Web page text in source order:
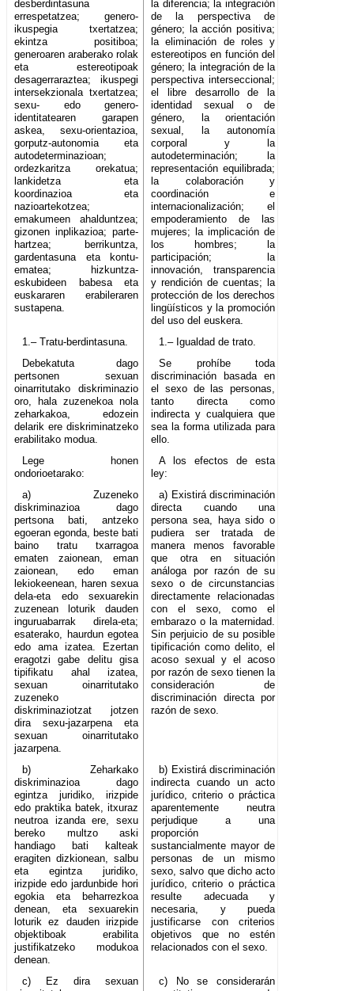
desberdintasuna
errespetatzea; genero-
ikuspegia txertatzea;
ekintza positiboa;
generoaren araberako rolak
eta estereotipoak
desagerraraztea; ikuspegi
intersekzionala txertatzea;
sexu- edo genero-
identitatearen garapen
askea, sexu-orientazioa,
gorputz-autonomia eta
autodeterminazioan;
ordezkaritza orekatua;
lankidetza eta
koordinazioa eta
nazioartekotzea;
emakumeen ahalduntzea;
gizonen inplikazioa; parte-
hartzea; berrikuntza,
gardentasuna eta kontu-
ematea; hizkuntza-
eskubideen babesa eta
euskararen erabileraren
sustapena.
la diferencia; la integración
de la perspectiva de
género; la acción positiva;
la eliminación de roles y
estereotipos en función del
género; la integración de la
perspectiva interseccional;
el libre desarrollo de la
identidad sexual o de
género, la orientación
sexual, la autonomía
corporal y la
autodeterminación; la
representación equilibrada;
la colaboración y
coordinación e
internacionalización; el
empoderamiento de las
mujeres; la implicación de
los hombres; la
participación; la
innovación, transparencia
y rendición de cuentas; la
protección de los derechos
lingüísticos y la promoción
del uso del euskera.
1.– Tratu-berdintasuna.
1.– Igualdad de trato.
Debekatuta dago
pertsonen sexuan
oinarritutako diskriminazio
oro, hala zuzenekoa nola
zeharkakoa, edozein
delarik ere diskriminatzeko
erabilitako modua.
Se prohíbe toda
discriminación basada en
el sexo de las personas,
tanto directa como
indirecta y cualquiera que
sea la forma utilizada para
ello.
Lege honen
ondorioetarako:
A los efectos de esta
ley:
a) Zuzeneko
diskriminazioa dago
pertsona bati, antzeko
egoeran egonda, beste bati
baino tratu txarragoa
ematen zaionean, eman
zaionean, edo eman
lekiokeenean, haren sexua
dela-eta edo sexuarekin
zuzenean loturik dauden
inguruabarrak direla-eta;
esaterako, haurdun egotea
edo ama izatea. Ezertan
eragotzi gabe delitu gisa
tipifikatu ahal izatea,
sexuan oinarritutako
zuzeneko
diskriminaziotzat jotzen
dira sexu-jazarpena eta
sexuan oinarritutako
jazarpena.
a) Existirá discriminación
directa cuando una
persona sea, haya sido o
pudiera ser tratada de
manera menos favorable
que otra en situación
análoga por razón de su
sexo o de circunstancias
directamente relacionadas
con el sexo, como el
embarazo o la maternidad.
Sin perjuicio de su posible
tipificación como delito, el
acoso sexual y el acoso
por razón de sexo tienen la
consideración de
discriminación directa por
razón de sexo.
b) Zeharkako
diskriminazioa dago
egintza juridiko, irizpide
edo praktika batek, itxuraz
neutroa izanda ere, sexu
bereko multzo aski
handiago bati kalteak
eragiten dizkionean, salbu
eta egintza juridiko,
irizpide edo jardunbide hori
egokia eta beharrezkoa
denean, eta sexuarekin
loturik ez dauden irizpide
objektiboak erabilita
justifikatzeko modukoa
denean.
b) Existirá discriminación
indirecta cuando un acto
jurídico, criterio o práctica
aparentemente neutra
perjudique a una
proporción
sustancialmente mayor de
personas de un mismo
sexo, salvo que dicho acto
jurídico, criterio o práctica
resulte adecuada y
necesaria, y pueda
justificarse con criterios
objetivos que no estén
relacionados con el sexo.
c) Ez dira sexuan
c) No se considerarán